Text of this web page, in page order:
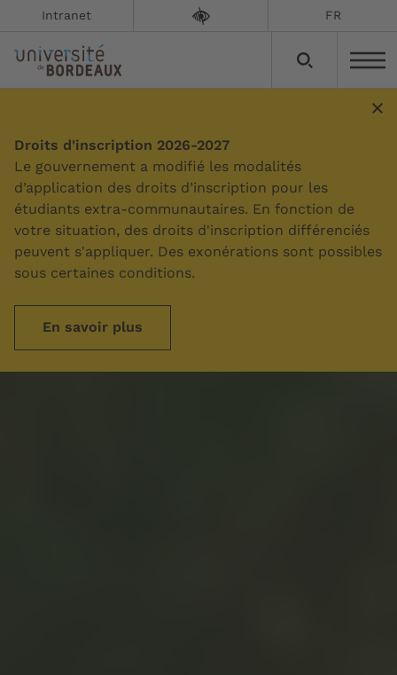
Intranet FR
Droits d'inscription 2026-2027
Le gouvernement a modifié les modalités
d’application des droits d’inscription pour les
étudiants extra-communautaires. En fonction de
votre situation, des droits d'inscription différenciés
peuvent s'appliquer. Des exonérations sont possibles
sous certaines conditions.
En savoir plus